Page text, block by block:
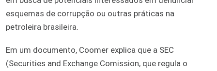
esquemas de corrupção ou outras práticas na
petroleira brasileira.
Em um documento, Coomer explica que a SEC
(Securities and Exchange Comission, que regula o